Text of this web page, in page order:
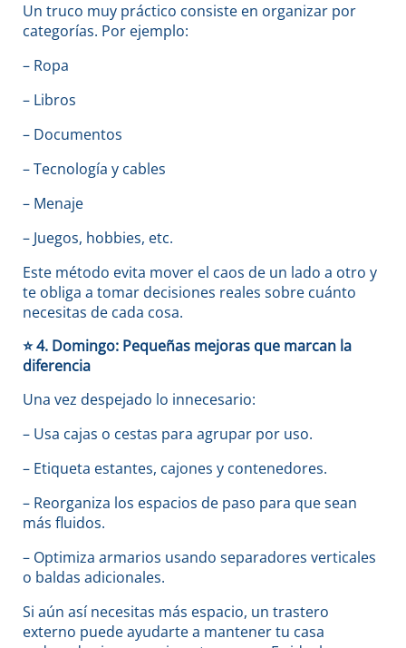
Un truco muy práctico consiste en organizar por
categorías. Por ejemplo:
– Ropa
– Libros
– Documentos
– Tecnología y cables
– Menaje
– Juegos, hobbies, etc.
Este método evita mover el caos de un lado a otro y
te obliga a tomar decisiones reales sobre cuánto
necesitas de cada cosa.
⭐4. Domingo: Pequeñas mejoras que marcan la
diferencia
Una vez despejado lo innecesario:
– Usa cajas o cestas para agrupar por uso.
– Etiqueta estantes, cajones y contenedores.
– Reorganiza los espacios de paso para que sean
más fluidos.
– Optimiza armarios usando separadores verticales
o baldas adicionales.
Si aún así necesitas más espacio, un trastero
externo puede ayudarte a mantener tu casa